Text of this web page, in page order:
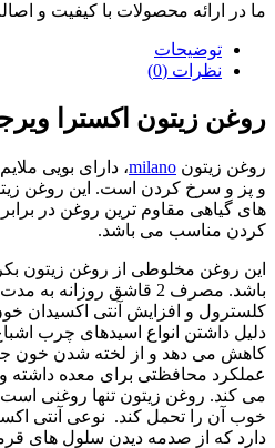
ما در ارائه محصولات با کیفیت و
توضیحات
نظرات (0)
روغن زیتون اکسترا
روغن زیتون milano، دارای بویی
و پز و سرخ کردن است. این روغن
های گیاهی مقاوم ترین روغن در
کردن مناسب می باشد.
این روغن مخلوطی از روغن زیتون
کلسترول و افزایش آنتی اکسیدان
دلیل داشتن انواع اسیدهای چرب
کاهش می دهد و از لخته شدن خون
عملکرد محافظتی برای معده داشته
می کند. روغن زیتون تنها روغنی است
خوب آن را تحمل کند. نوعی آنتی
دارد که از صدمه دیدن سلول های